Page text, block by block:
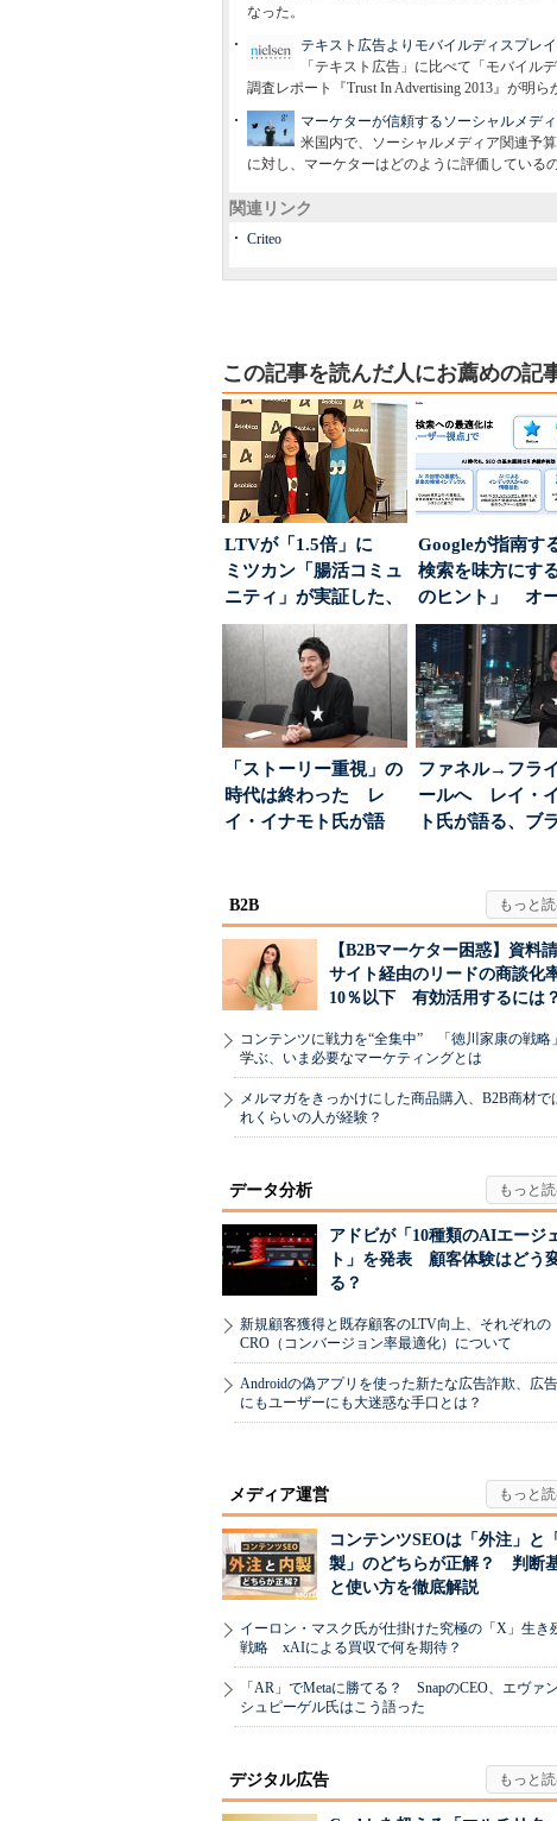
なった。
テキスト広告よりモバイルディスプレ
「テキスト広告」に比べて「モバイ
調査レポート『Trust In Advertising 2013』が明
マーケターが信頼するソーシャルメデ
米国内で、ソーシャルメディア関連予
に対し、マーケターはどのように評価しているの
関連リンク
Criteo
この記事を読んだ人にお薦めの記
LTVが「1.5倍」に
ミツカン「腸活コミュ
ニティ」が実証した、
値上げ時代に選ば...
Googleが指南す
検索を味方にす
のヒント」 オ
ハウスでは...
「ストーリー重視」の
時代は終わった レ
イ・イナモト氏が語
ファネル→フラ
ールへ レイ・
ト氏が語る、ブ
B2B
【B2Bマーケター困惑】資料
サイト経由のリードの商談化
10％以下 有効活用するには？
コンテンツに戦力を“全集中” 「徳川家康の戦略
学ぶ、いま必要なマーケティングとは
メルマガをきっかけにした商品購入、B2B商材で
れくらいの人が経験？
データ分析
アドビが「10種類のAIエージ
ト」を発表 顧客体験はどう
る？
新規顧客獲得と既存顧客のLTV向上、それぞれの
CRO（コンバージョン率最適化）について
Androidの偽アプリを使った新たな広告詐欺、広
にもユーザーにも大迷惑な手口とは？
メディア運営
コンテンツSEOは「外注」と
製」のどちらが正解？ 判断
と使い方を徹底解説
イーロン・マスク氏が仕掛けた究極の「X」生き
戦略 xAIによる買収で何を期待？
「AR」でMetaに勝てる？ SnapのCEO、エヴァン
シュピーゲル氏はこう語った
デジタル広告